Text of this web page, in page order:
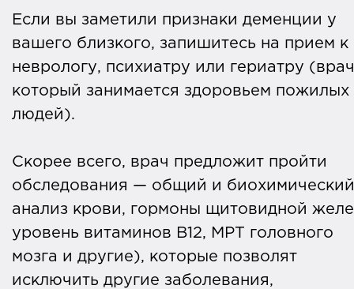
Если вы заметили признаки деменции у
вашего близкого, запишитесь на прием к
неврологу, психиатру или гериатру
который занимается здоровьем пожилых
людей).
Скорее всего, врач предложит пройти
обследования — общий и биохимический
анализ крови, гормоны щитовидной
уровень витаминов В12, МРТ головного
мозга и другие), которые позволят
исключить другие заболевания,